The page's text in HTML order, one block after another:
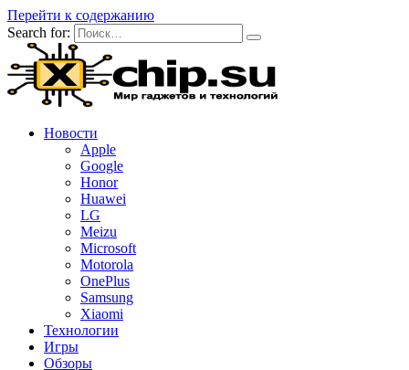
Перейти к содержанию
Search for:
Новости
Apple
Google
Honor
Huawei
LG
Meizu
Microsoft
Motorola
OnePlus
Samsung
Xiaomi
Технологии
Игры
Обзоры